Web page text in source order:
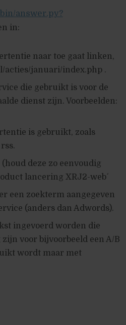
answer.py?
in:
naar toe gaat linken,
acties/januari/index.php .
die gebruikt is voor de
dienst zijn. Voorbeelden:
is gebruikt, zoals
deze zo eenvoudig
lancering XRJ2-web´
een zoekterm aangegeven
(anders dan Adwords).
ingevoerd worden die
voor bijvoorbeeld een A/B
wordt maar met